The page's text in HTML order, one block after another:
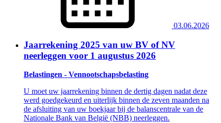
03.06.2026
Jaarrekening 2025 van uw BV of NV
neerleggen voor 1 augustus 2026
Belastingen - Vennootschapsbelasting
U moet uw jaarrekening binnen de dertig dagen nadat deze
werd goedgekeurd en uiterlijk binnen de zeven maanden na
de afsluiting van uw boekjaar bij de balanscentrale van de
Nationale Bank van België (NBB) neerleggen.